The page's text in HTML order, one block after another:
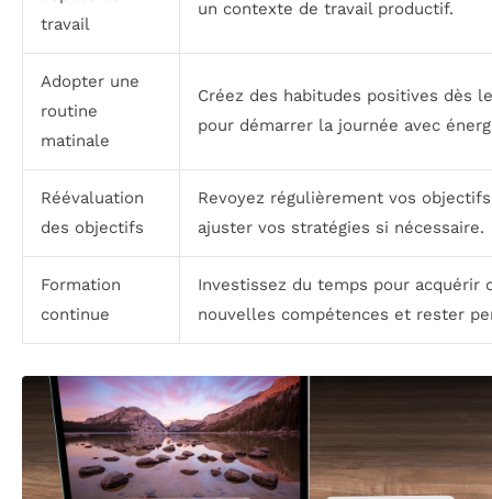
travail
un contexte de travail productif.
Adopter une
routine
matinale
Créez des habitudes positives dès
pour démarrer la journée avec
Réévaluation
des objectifs
Revoyez régulièrement vos
ajuster vos stratégies si nécessaire.
Formation
continue
Investissez du temps pour acquérir
nouvelles compétences et rester